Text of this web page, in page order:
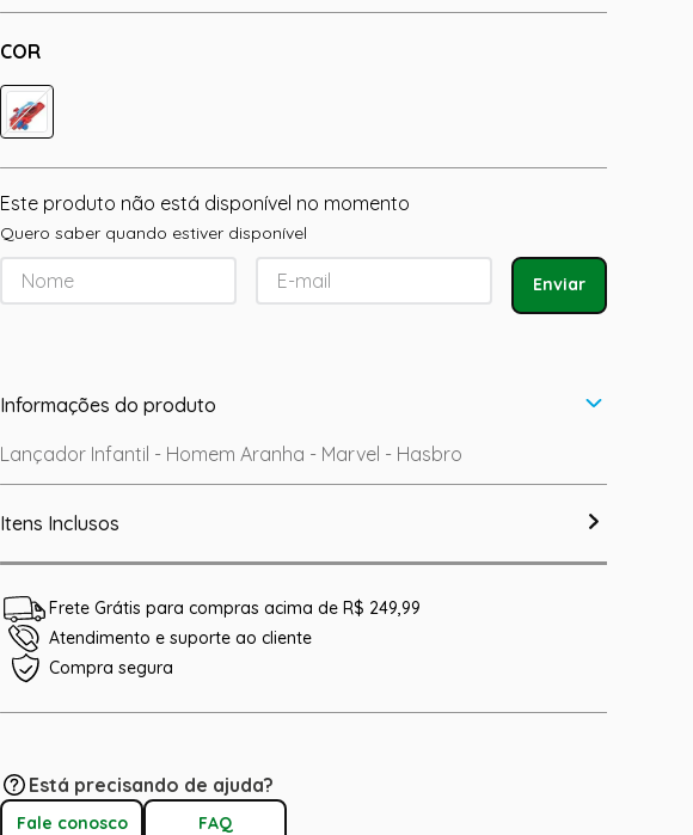
COR
Este produto não está disponível no momento
Quero saber quando estiver disponível
Enviar
Informações do produto
Lançador Infantil - Homem Aranha - Marvel - Hasbro
Itens Inclusos
Frete Grátis para compras acima de R$ 249,99
Atendimento e suporte ao cliente
Compra segura
Está precisando de ajuda?
Fale conosco FAQ